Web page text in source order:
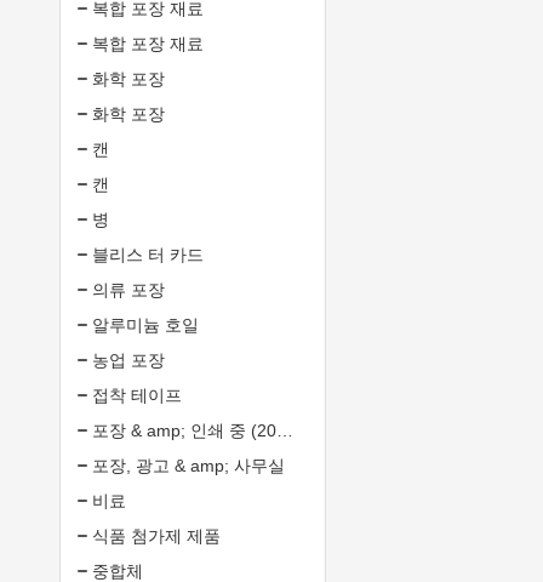
복합 포장 재료
복합 포장 재료
화학 포장
화학 포장
캔
캔
병
블리스 터 카드
의류 포장
알루미늄 호일
농업 포장
접착 테이프
포장, 광고 & amp; 사무실
비료
식품 첨가제 제품
중합체